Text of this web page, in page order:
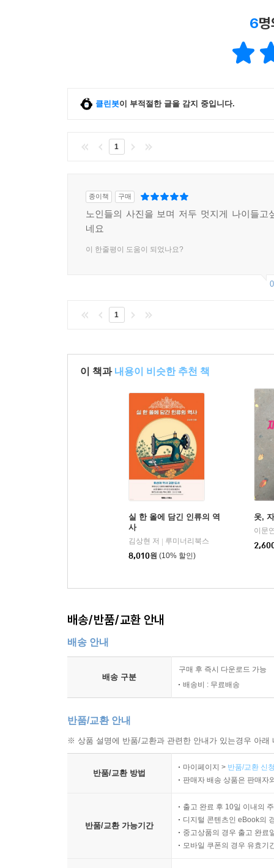
6
클린봇이 부적절한 글을 감지 중입니다.
1
종이책 구매
노인들의 사진을 보며 저두 멋지게 나이들고
네요
이 한줄평이 도움이 되었나요?
1
이 책과 내용이 비슷한 추천 책
실 한 올에 담긴 인류의 역
사
김상현 저
루미너리북스
8,010원 (10% 할인)
옷,
이문
배송/반품/교환 안내
배송 안내
배송 구분
구매 후 즉시 다운로드 가능
배송비 : 무료배송
반품/교환 안내
※ 상품 설명에 반품/교환과 관련한 안내가 있는경우 아
반품/교환 방법
마이페이지 > 반품/교환 신
판매자 배송 상품은 판매자
반품/교환 가능기간
출고 완료 후 10일 이내의
디지털 콘텐츠인 eBook의
중고상품의 경우 출고 완료
모바일 쿠폰의 경우 유효기